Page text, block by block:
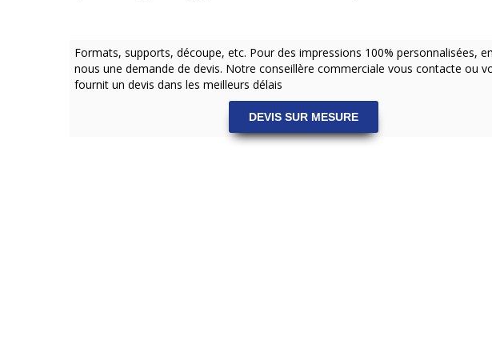
Formats, supports, découpe, etc. Pour des impressions 100% personnalisées,
nous une demande de devis. Notre conseillère commerciale vous contacte ou
fournit un devis dans les meilleurs délais
DEVIS SUR MESURE